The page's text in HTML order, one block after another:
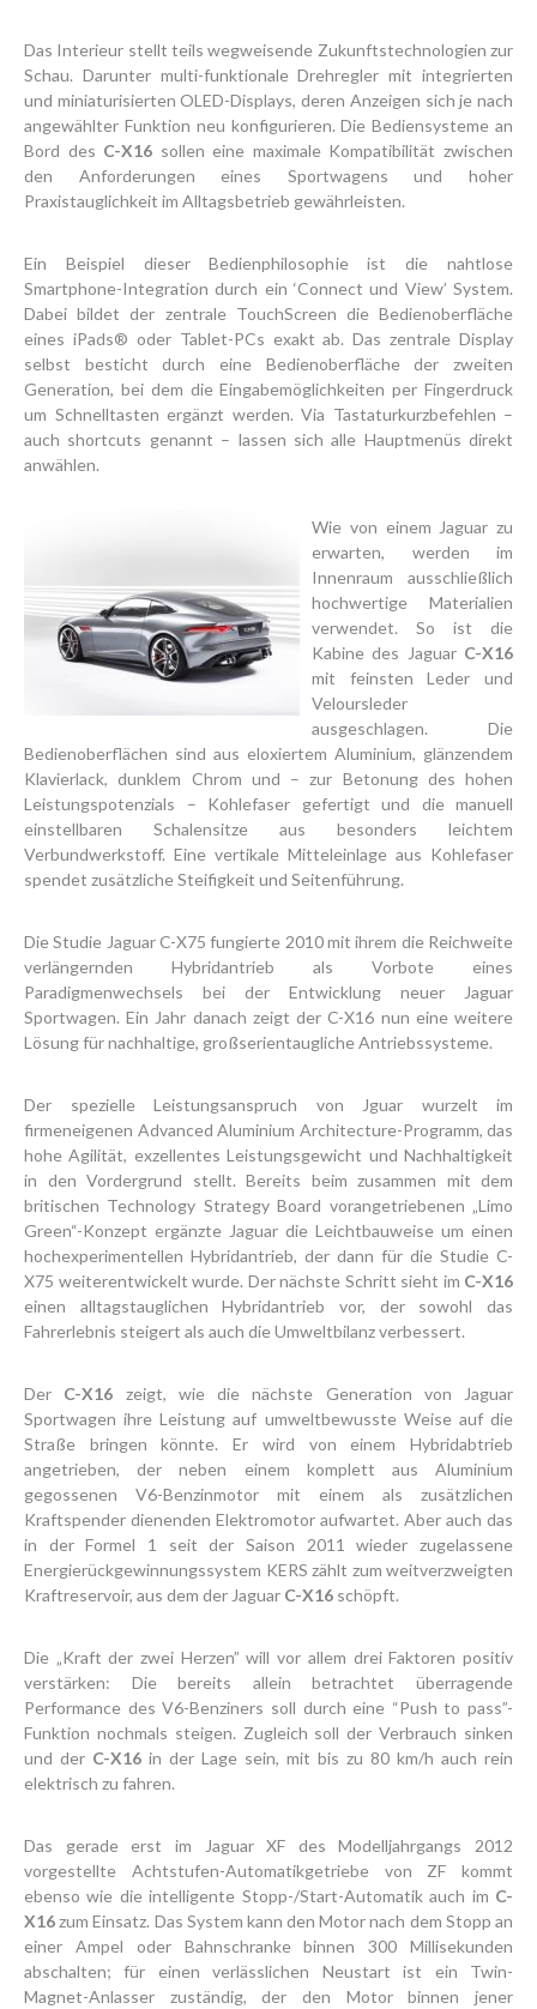
Das Interieur stellt teils wegweisende Zukunftstechnologien zur
Schau. Darunter multi-funktionale Drehregler mit integrierten
und miniaturisierten OLED-Displays, deren Anzeigen sich je nach
angewählter Funktion neu konfigurieren. Die Bediensysteme an
Bord des C-X16 sollen eine maximale Kompatibilität zwischen
den Anforderungen eines Sportwagens und hoher
Praxistauglichkeit im Alltagsbetrieb gewährleisten.
Ein Beispiel dieser Bedienphilosophie ist die nahtlose
Smartphone-Integration durch ein ‘Connect und View’ System.
Dabei bildet der zentrale TouchScreen die Bedienoberfläche
eines iPads® oder Tablet-PCs exakt ab. Das zentrale Display
selbst besticht durch eine Bedienoberfläche der zweiten
Generation, bei dem die Eingabemöglichkeiten per Fingerdruck
um Schnelltasten ergänzt werden. Via Tastaturkurzbefehlen –
auch shortcuts genannt – lassen sich alle Hauptmenüs direkt
anwählen.
Wie von einem Jaguar zu
erwarten, werden im
Innenraum ausschließlich
hochwertige Materialien
verwendet. So ist die
Kabine des Jaguar C-X16
mit feinsten Leder und
Veloursleder
ausgeschlagen. Die
Bedienoberflächen sind aus eloxiertem Aluminium, glänzendem
Klavierlack, dunklem Chrom und – zur Betonung des hohen
Leistungspotenzials – Kohlefaser gefertigt und die manuell
einstellbaren Schalensitze aus besonders leichtem
Verbundwerkstoff. Eine vertikale Mitteleinlage aus Kohlefaser
spendet zusätzliche Steifigkeit und Seitenführung.
Die Studie Jaguar C-X75 fungierte 2010 mit ihrem die Reichweite
verlängernden Hybridantrieb als Vorbote eines
Paradigmenwechsels bei der Entwicklung neuer Jaguar
Sportwagen. Ein Jahr danach zeigt der C-X16 nun eine weitere
Lösung für nachhaltige, großserientaugliche Antriebssysteme.
Der spezielle Leistungsanspruch von Jguar wurzelt im
firmeneigenen Advanced Aluminium Architecture-Programm, das
hohe Agilität, exzellentes Leistungsgewicht und Nachhaltigkeit
in den Vordergrund stellt. Bereits beim zusammen mit dem
britischen Technology Strategy Board vorangetriebenen „Limo
Green“-Konzept ergänzte Jaguar die Leichtbauweise um einen
hochexperimentellen Hybridantrieb, der dann für die Studie C-
X75 weiterentwickelt wurde. Der nächste Schritt sieht im C-X16
einen alltagstauglichen Hybridantrieb vor, der sowohl das
Fahrerlebnis steigert als auch die Umweltbilanz verbessert.
Der C-X16 zeigt, wie die nächste Generation von Jaguar
Sportwagen ihre Leistung auf umweltbewusste Weise auf die
Straße bringen könnte. Er wird von einem Hybridabtrieb
angetrieben, der neben einem komplett aus Aluminium
gegossenen V6-Benzinmotor mit einem als zusätzlichen
Kraftspender dienenden Elektromotor aufwartet. Aber auch das
in der Formel 1 seit der Saison 2011 wieder zugelassene
Energierückgewinnungssystem KERS zählt zum weitverzweigten
Kraftreservoir, aus dem der Jaguar C-X16 schöpft.
Die „Kraft der zwei Herzen” will vor allem drei Faktoren positiv
verstärken: Die bereits allein betrachtet überragende
Performance des V6-Benziners soll durch eine “Push to pass”-
Funktion nochmals steigen. Zugleich soll der Verbrauch sinken
und der C-X16 in der Lage sein, mit bis zu 80 km/h auch rein
elektrisch zu fahren.
Das gerade erst im Jaguar XF des Modelljahrgangs 2012
vorgestellte Achtstufen-Automatikgetriebe von ZF kommt
ebenso wie die intelligente Stopp-/Start-Automatik auch im C-
X16zum Einsatz. Das System kann den Motor nach dem Stopp an
einer Ampel oder Bahnschranke binnen 300 Millisekunden
abschalten; für einen verlässlichen Neustart ist ein Twin-
Magnet-Anlasser zuständig, der den Motor binnen jener